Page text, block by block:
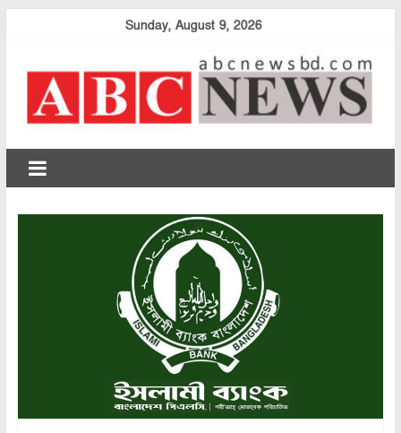
Sunday, August 9, 2026
abcnewsbd